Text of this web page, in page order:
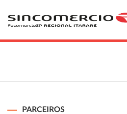
PARCEIROS